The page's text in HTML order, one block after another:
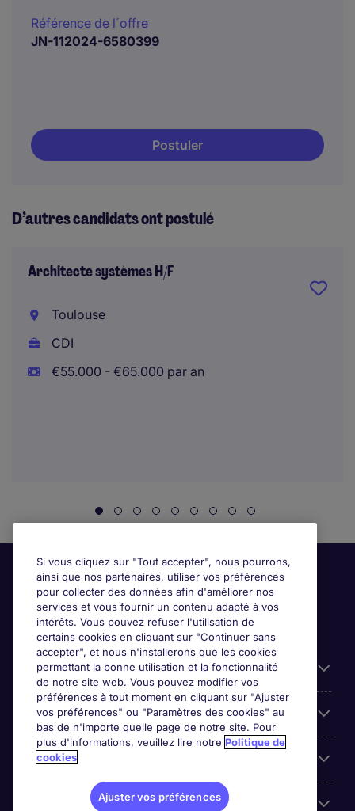
Référence de l´offre
JN-112024-6580399
Postuler
D’autres candidats ont postulé
Architecte systèmes H/F
Toulouse
CDI
€55.000 - €65.000 par an
Candidats
Entreprises
Contact
Les avis Google
Si vous cliquez sur "Tout accepter", nous pourrons,
ainsi que nos partenaires, utiliser vos préférences
pour collecter des données afin d'améliorer nos
services et vous fournir un contenu adapté à vos
intérêts. Vous pouvez refuser l'utilisation de
certains cookies en cliquant sur "Continuer sans
accepter", et nous n'installerons que les cookies
permettant la bonne utilisation et la fonctionnalité
de notre site web. Vous pouvez modifier vos
préférences à tout moment en cliquant sur "Ajuster
vos préférences" ou "Paramètres des cookies" au
bas de n'importe quelle page de notre site. Pour
plus d'informations, veuillez lire notre Politique de
cookies
Ajuster vos préférences